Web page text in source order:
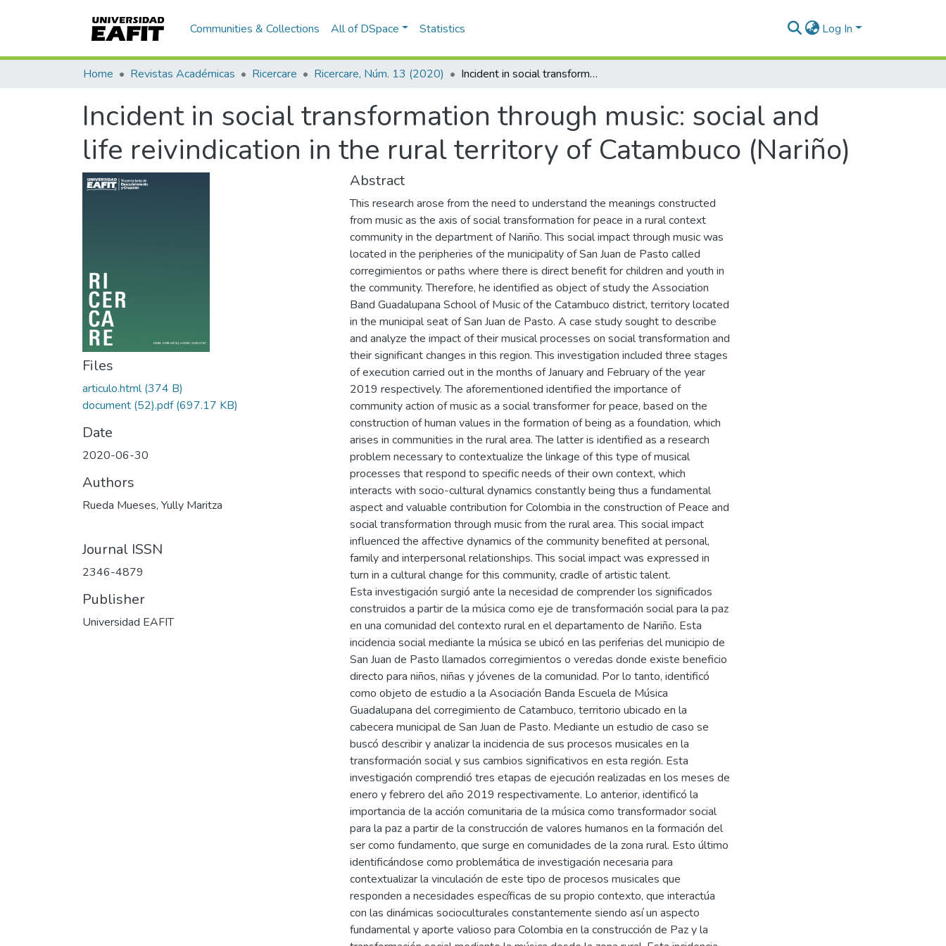
Communities & Collections All of DSpace Statistics Log In
Home Revistas Académicas Ricercare Ricercare, Núm. 13 (2020) Incident in social transformation through music: social and life reivindication in the rural territory of Catambuco (Nariño)
Incident in social transformation through music: social and
life reivindication in the rural territory of Catambuco (Nariño)
Files
articulo.html(374 B)
document (52).pdf(697.17 KB)
Date
2020-06-30
Authors
Rueda Mueses, Yully Maritza
Journal ISSN
2346-4879
Publisher
Universidad EAFIT
Abstract
This research arose from the need to understand the meanings constructed
from music as the axis of social transformation for peace in a rural context
community in the department of Nariño. This social impact through music was
located in the peripheries of the municipality of San Juan de Pasto called
corregimientos or paths where there is direct benefit for children and youth in
the community. Therefore, he identified as object of study the Association
Band Guadalupana School of Music of the Catambuco district, territory located
in the municipal seat of San Juan de Pasto. A case study sought to describe
and analyze the impact of their musical processes on social transformation and
their significant changes in this region. This investigation included three stages
of execution carried out in the months of January and February of the year
2019 respectively. The aforementioned identified the importance of
community action of music as a social transformer for peace, based on the
construction of human values in the formation of being as a foundation, which
arises in communities in the rural area. The latter is identified as a research
problem necessary to contextualize the linkage of this type of musical
processes that respond to specific needs of their own context, which
interacts with socio-cultural dynamics constantly being thus a fundamental
aspect and valuable contribution for Colombia in the construction of Peace and
social transformation through music from the rural area. This social impact
influenced the affective dynamics of the community benefited at personal,
family and interpersonal relationships. This social impact was expressed in
turn in a cultural change for this community, cradle of artistic talent.
Esta investigación surgió ante la necesidad de comprender los significados
construidos a partir de la música como eje de transformación social para la paz
en una comunidad del contexto rural en el departamento de Nariño. Esta
incidencia social mediante la música se ubicó en las periferias del municipio de
San Juan de Pasto llamados corregimientos o veredas donde existe beneficio
directo para niños, niñas y jóvenes de la comunidad. Por lo tanto, identificó
como objeto de estudio a la Asociación Banda Escuela de Música
Guadalupana del corregimiento de Catambuco, territorio ubicado en la
cabecera municipal de San Juan de Pasto. Mediante un estudio de caso se
buscó describir y analizar la incidencia de sus procesos musicales en la
transformación social y sus cambios significativos en esta región. Esta
investigación comprendió tres etapas de ejecución realizadas en los meses de
enero y febrero del año 2019 respectivamente. Lo anterior, identificó la
importancia de la acción comunitaria de la música como transformador social
para la paz a partir de la construcción de valores humanos en la formación del
ser como fundamento, que surge en comunidades de la zona rural. Esto último
identificándose como problemática de investigación necesaria para
contextualizar la vinculación de este tipo de procesos musicales que
responden a necesidades específicas de su propio contexto, que interactúa
con las dinámicas socioculturales constantemente siendo así un aspecto
fundamental y aporte valioso para Colombia en la construcción de Paz y la